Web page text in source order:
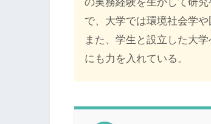
で、大学では環境社会学や
また、学生と設立した大
にも力を入れている。